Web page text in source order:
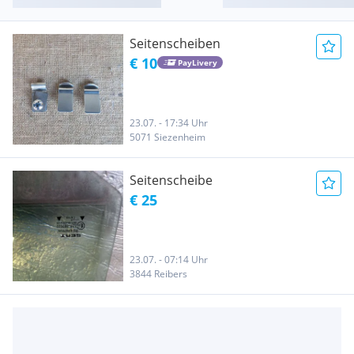
Seitenscheiben
€ 10 PayLivery
23.07. - 17:34 Uhr
5071 Siezenheim
Seitenscheibe
€ 25
23.07. - 07:14 Uhr
3844 Reibers